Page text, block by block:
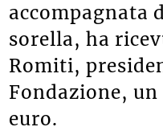
accompagnata
sorella, ha
Romiti,
Fondazione, un
euro.